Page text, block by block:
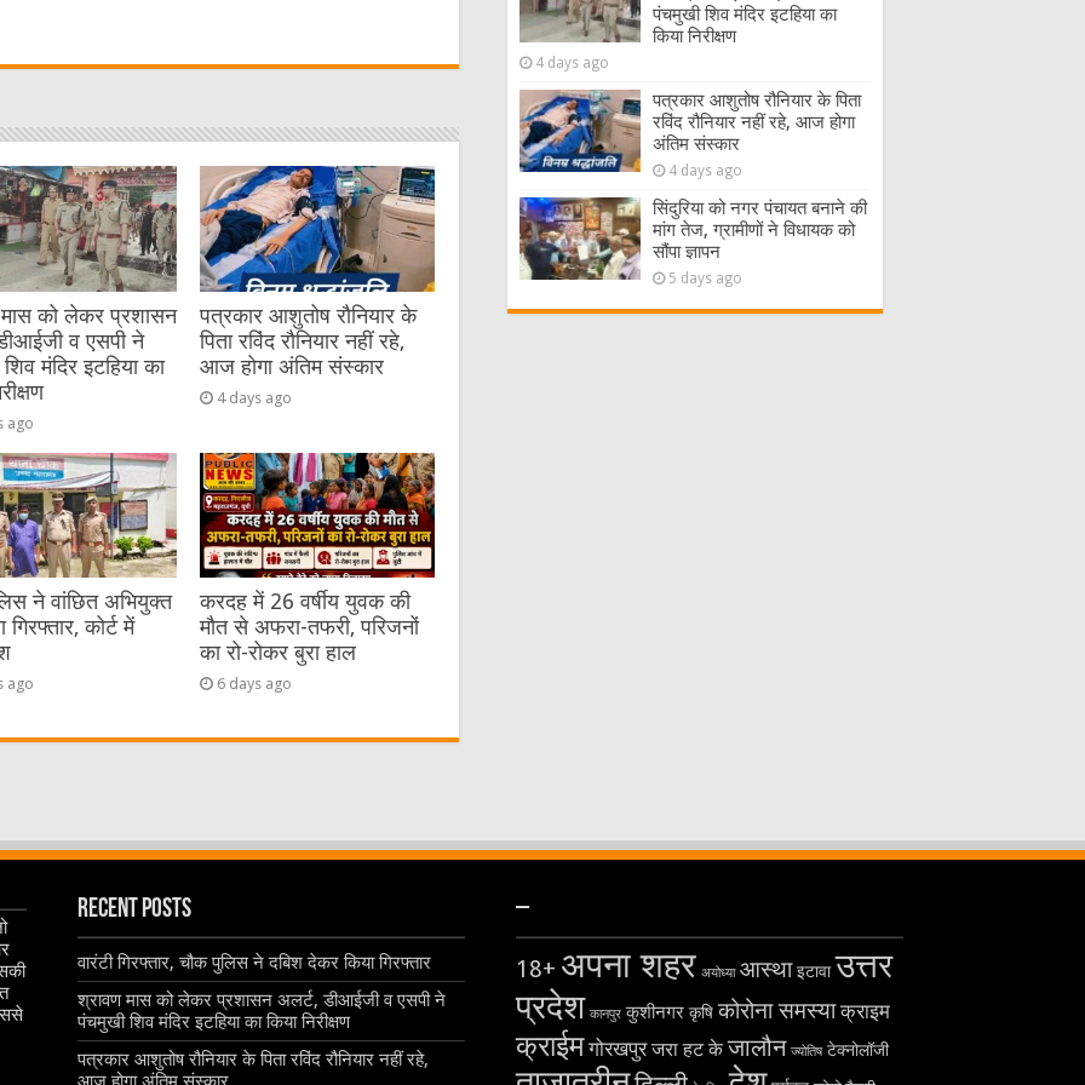
को लेकर प्रशासन
व एसपी ने
मंदिर इटहिया का
ago
पत्रकार आशुतोष रौनियार के
पिता रविंद रौनियार नहीं रहे,
आज होगा अंतिम संस्कार
4 days ago
ने वांछित अभियुक्त
गिरफ्तार, कोर्ट में
ago
करदह में 26 वर्षीय युवक की
मौत से अफरा-तफरी, परिजनों
का रो-रोकर बुरा हाल
6 days ago
पंचमुखी शिव मंदिर इटहिया का
किया निरीक्षण
4 days ago
पत्रकार आशुतोष रौनियार के पिता
रविंद रौनियार नहीं रहे, आज होगा
अंतिम संस्कार
4 days ago
सिंदुरिया को नगर पंचायत बनाने की
मांग तेज, ग्रामीणों ने विधायक को
सौंपा ज्ञापन
5 days ago
Recent Posts
वारंटी गिरफ्तार, चौक पुलिस ने दबिश देकर किया गिरफ्तार
श्रावण मास को लेकर प्रशासन अलर्ट, डीआईजी व एसपी ने
पंचमुखी शिव मंदिर इटहिया का किया निरीक्षण
पत्रकार आशुतोष रौनियार के पिता रविंद रौनियार नहीं रहे,
–
18+ अपना शहर अयोध्या आस्था इटावा उत्तर
प्रदेश कानपुर कुशीनगर कृषि कोरोना समस्या क्राइम
क्राईम गोरखपुर जरा हट के जालौन ज्योतिष टेक्नोलॉजी